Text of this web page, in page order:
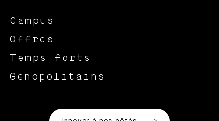
Campus
Offres
Temps forts
Genopolitains